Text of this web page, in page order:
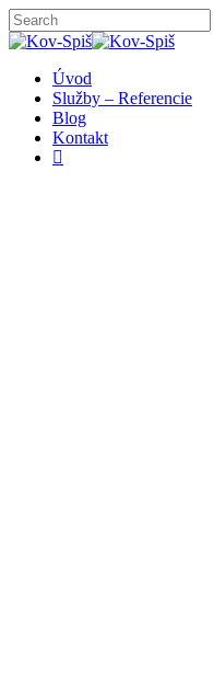
Skip
to
content
Close
Menu
Úvod
Služby – Referencie
Blog
Kontakt
facebook